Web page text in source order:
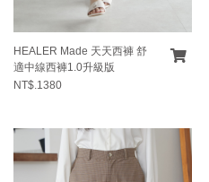
HEALER Made 天天西褲 舒
適中線西褲1.0升級版
NT$.1380